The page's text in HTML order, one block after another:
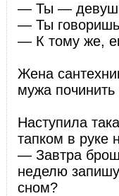
— Ты —
— Ты говоришь
— К тому же,
Жена
мужа
Наступила
тапком в руке
— Завтра
неделю
сном?